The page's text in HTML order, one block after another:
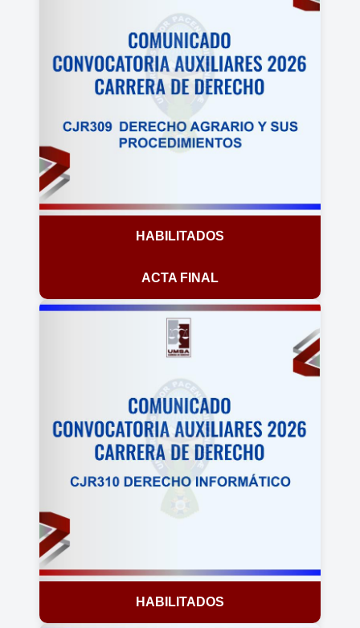
HABILITADOS
ACTA FINAL
HABILITADOS